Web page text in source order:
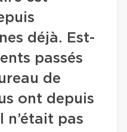
déjà. Est-
passés
de
ont depuis
n’était pas